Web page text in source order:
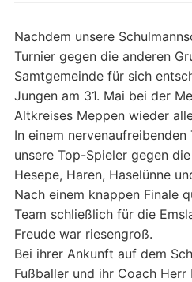
Nachdem unsere
Turnier gegen die anderen
Samtgemeinde für sich
Jungen am 31. Mai bei der
Altkreises Meppen wieder
In einem nervenaufreibenden
unsere Top-Spieler gegen
Hesepe, Haren, Haselünne
Nach einem knappen Finale
Team schließlich für die
Freude war riesengroß.
Bei ihrer Ankunft auf dem
Fußballer und ihr Coach Herr